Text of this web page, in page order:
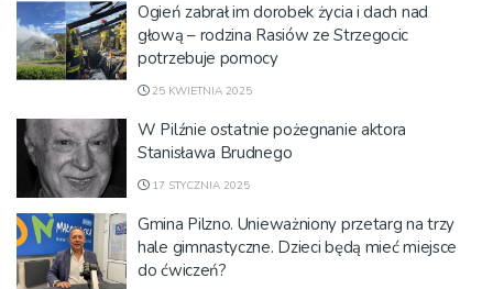
Ogień zabrał im dorobek życia i dach nad
głową – rodzina Rasiów ze Strzegocic
potrzebuje pomocy
25 KWIETNIA 2025
W Pilźnie ostatnie pożegnanie aktora
Stanisława Brudnego
17 STYCZNIA 2025
Gmina Pilzno. Unieważniony przetarg na trzy
hale gimnastyczne. Dzieci będą mieć miejsce
do ćwiczeń?